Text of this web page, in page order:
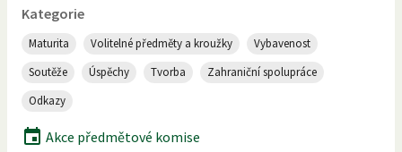
Kategorie
Maturita Volitelné předměty a kroužky
Vybavenost
Soutěže
Úspěchy Tvorba
Zahraniční spolupráce
Odkazy
Akce předmětové komise